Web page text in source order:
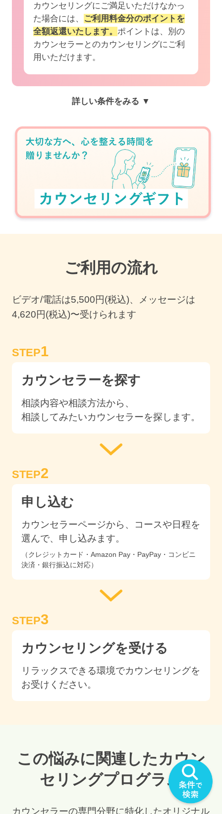
カウンセリングにご満足いただけなかっ
た場合には、
ご利用料金分のポイントを
全額返還いたします。 ポイントは、別の
カウンセラーとのカウンセリングにご利
用いただけます。
詳しい条件をみる ▼
ご利用の流れ
ビデオ/電話は5,500円(税込)、メッセージは
4,620円(税込)〜受けられます
STEP1
カウンセラーを探す
相談内容や相談方法から、
相談してみたいカウンセラーを探します。
STEP2
申し込む
カウンセラーページから、コースや日程を
選んで、申し込みます。
（クレジットカード・Amazon Pay・PayPay・コンビニ
決済・銀行振込に対応）
STEP3
カウンセリングを受ける
リラックスできる環境でカウンセリングを
お受けください。
この悩みに関連したカウン
セリングプログラム
カウンセラーの専門分野に特化したオリジナル